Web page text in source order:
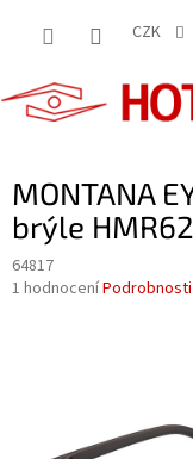
CZK
MONTANA
brýle
64817
Průměrné
hvězdiček.
1 hodnocení